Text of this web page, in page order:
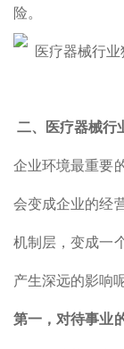
险。
二、医疗器械行
企业环境最重要
会变成企业的经
机制层，变成一
产生深远的影响
第一，对待事业